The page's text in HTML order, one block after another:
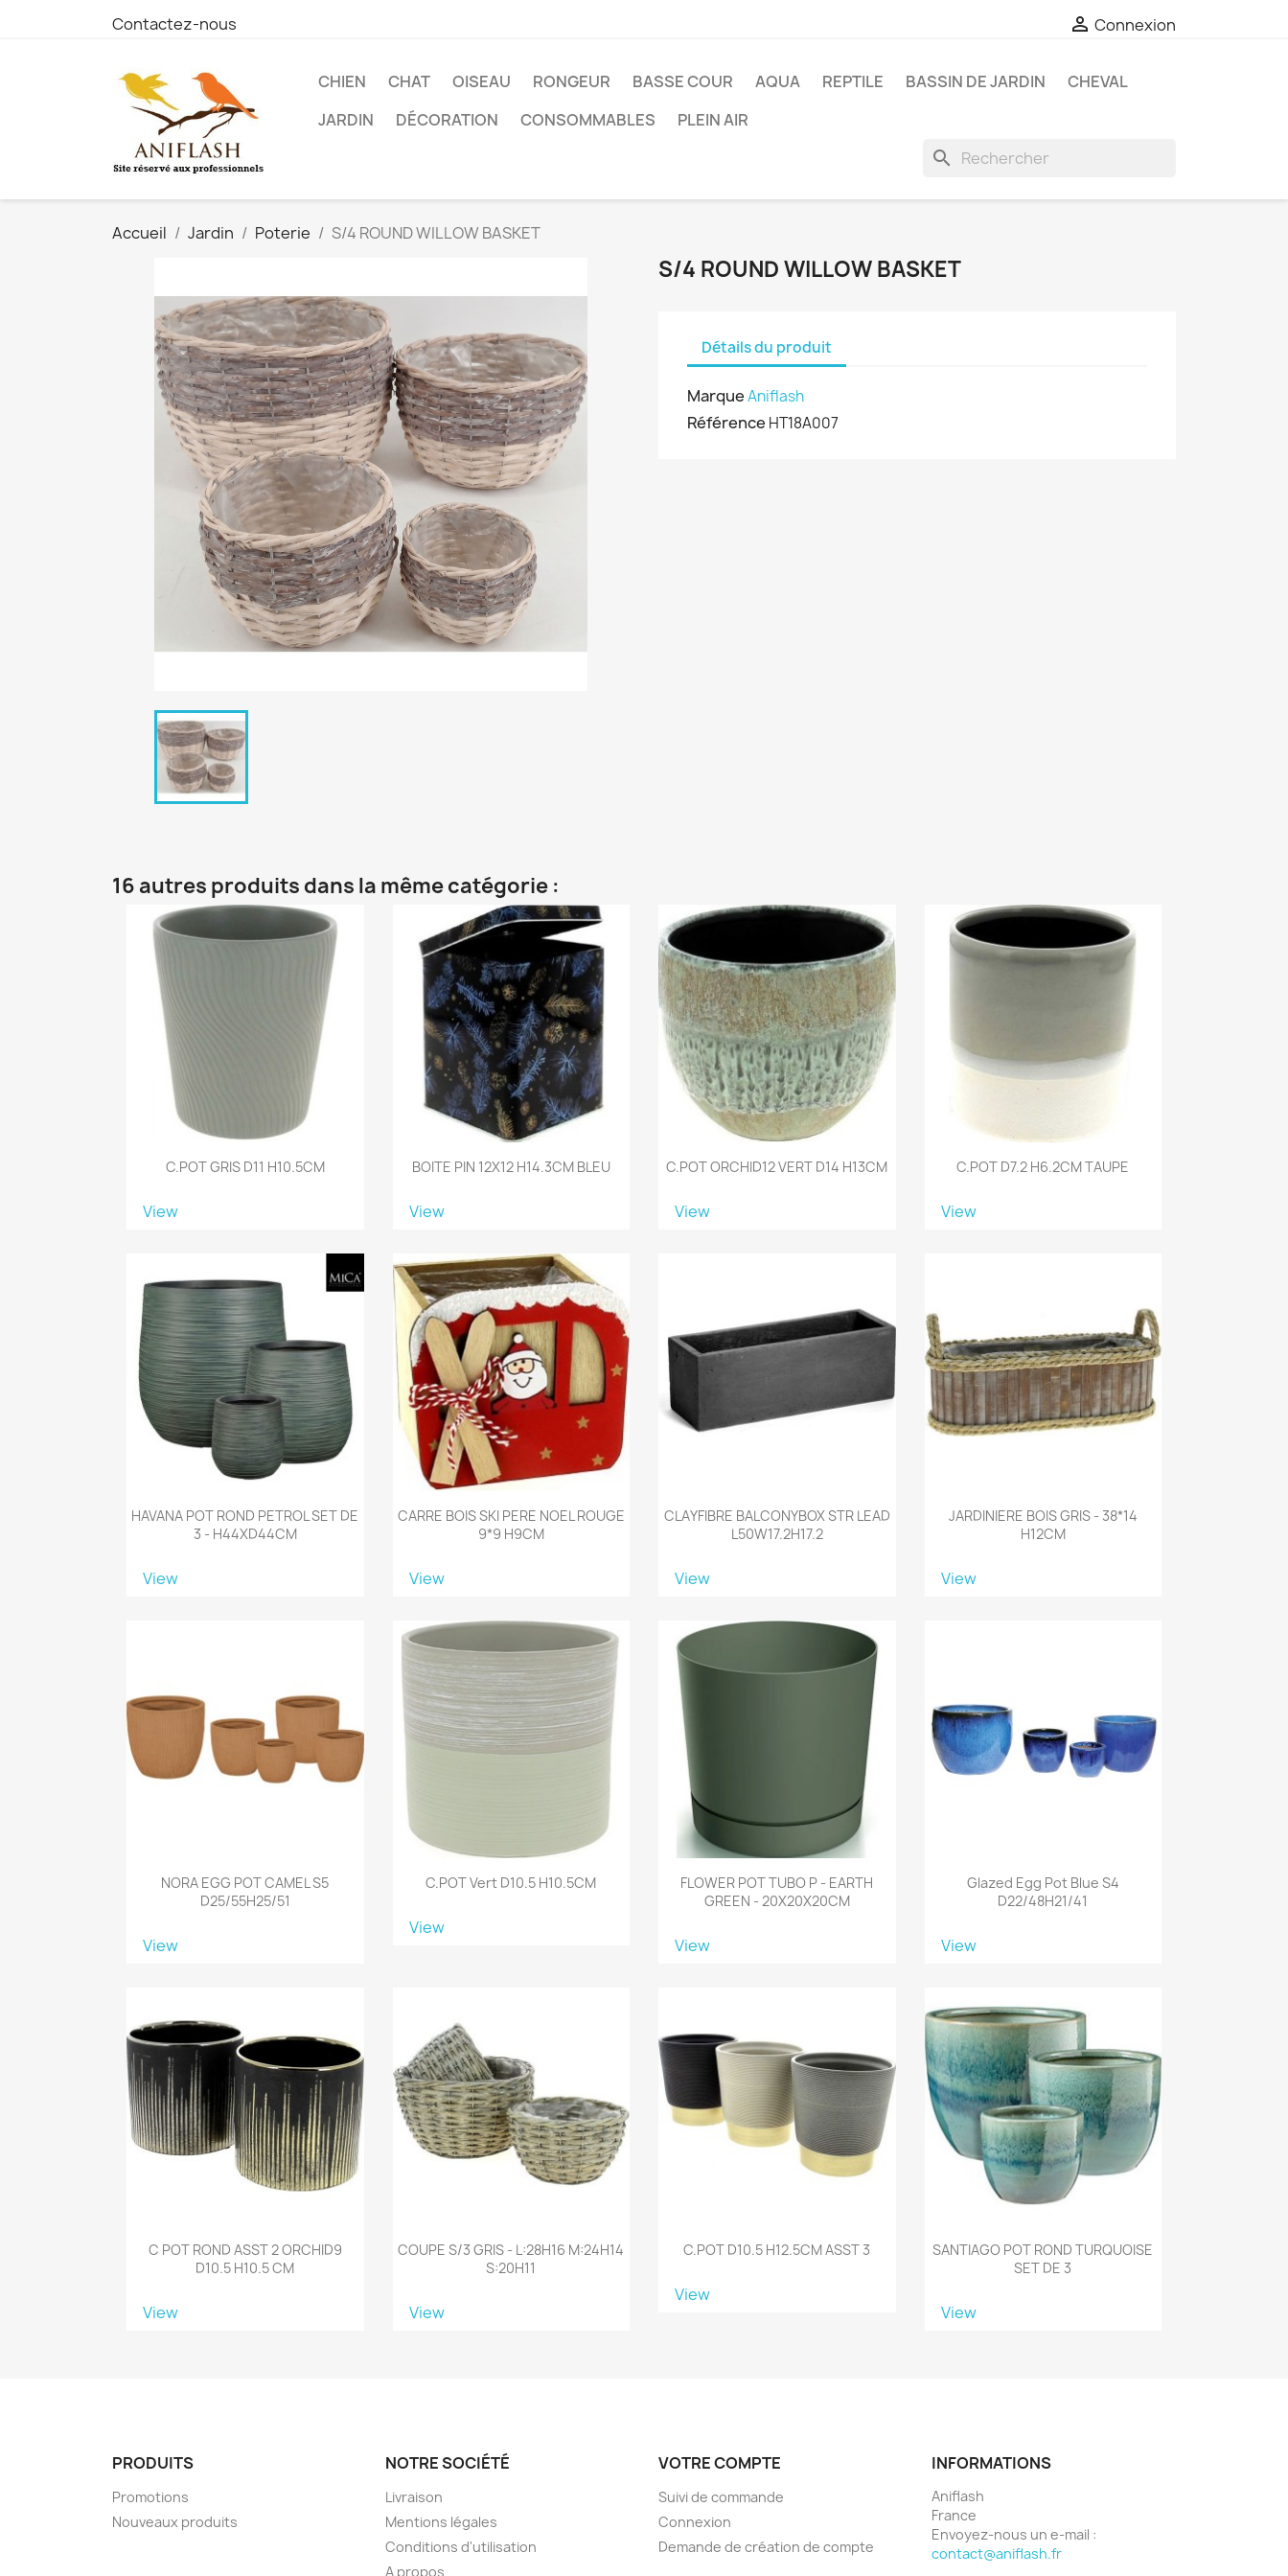
Contactez-nous  Connexion
CHIEN CHAT OISEAU RONGEUR BASSE COUR AQUA REPTILE BASSIN DE JARDIN
CHEVAL
JARDIN
DÉCORATION CONSOMMABLES PLEIN AIR
search
Accueil Jardin Poterie S/4 ROUND WILLOW BASKET
S/4 ROUND WILLOW BASKET
Détails du produit
MarqueAniflash
Référence HT18A007
16 autres produits dans la même catégorie :
C.POT GRIS D11 H10.5CM
View
BOITE PIN 12X12 H14.3CM BLEU
View
C.POT ORCHID12 VERT D14 H13CM
View
C.POT D7.2 H6.2CM TAUPE
View
HAVANA POT ROND PETROL SET DE
3 - H44XD44CM
View
CARRE BOIS SKI PERE NOEL ROUGE
9*9 H9CM
View
CLAYFIBRE BALCONYBOX STR LEAD
L50W17.2H17.2
View
JARDINIERE BOIS GRIS - 38*14
H12CM
View
NORA EGG POT CAMEL S5
D25/55H25/51
View
C.POT Vert D10.5 H10.5CM
View
FLOWER POT TUBO P - EARTH
GREEN - 20X20X20CM
View
Glazed Egg Pot Blue S4
D22/48H21/41
View
C POT ROND ASST 2 ORCHID9
D10.5 H10.5 CM
View
COUPE S/3 GRIS - L:28H16 M:24H14
S:20H11
View
C.POT D10.5 H12.5CM ASST 3
View
SANTIAGO POT ROND TURQUOISE
SET DE 3
View
PRODUITS
Promotions
Nouveaux produits
NOTRE SOCIÉTÉ
Livraison
Mentions légales
Conditions d'utilisation
A propos
VOTRE COMPTE
Suivi de commande
Connexion
Demande de création de compte
INFORMATIONS
Aniflash
France
Envoyez-nous un e-mail :
contact@aniflash.fr